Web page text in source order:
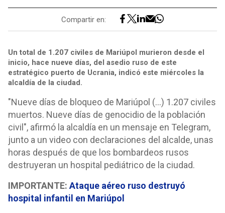
Compartir en:
Un total de 1.207 civiles de Mariúpol murieron desde el
inicio, hace nueve días, del asedio ruso de este
estratégico puerto de Ucrania, indicó este miércoles la
alcaldía de la ciudad.
"Nueve días de bloqueo de Mariúpol (...) 1.207 civiles
muertos. Nueve días de genocidio de la población
civil", afirmó la alcaldía en un mensaje en Telegram,
junto a un video con declaraciones del alcalde, unas
horas después de que los bombardeos rusos
destruyeran un hospital pediátrico de la ciudad.
IMPORTANTE: Ataque aéreo ruso destruyó
hospital infantil en Mariúpol